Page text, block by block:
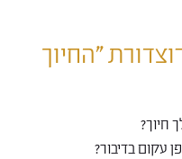
"החיוך
חיוך?
עקום בדיבור?